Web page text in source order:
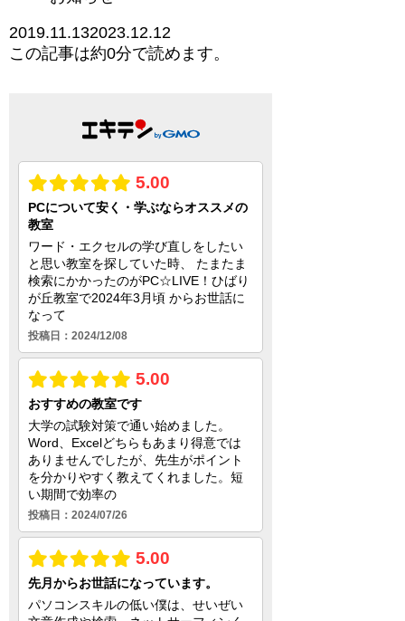
2019.11.132023.12.12
この記事は約0分で読めます。